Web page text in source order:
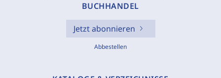
BUCHHANDEL
Jetzt abonnieren
Abbestellen